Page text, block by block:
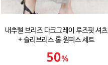
내추럴 브리즈 다크그레이 루즈핏 셔츠
+ 슬리브리스 롱 원피스 세트